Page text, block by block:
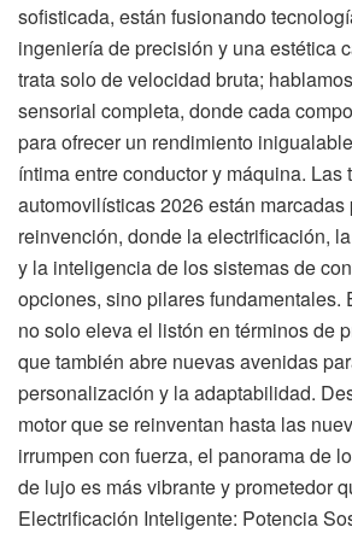
sofisticada, están fusionando
ingeniería de precisión y una estética
trata solo de velocidad bruta;
sensorial completa, donde cada
para ofrecer un rendimiento
íntima entre conductor y máquina. Las
automovilísticas 2026 están marcadas
reinvención, donde la electrificación,
y la inteligencia de los sistemas de
opciones, sino pilares fundamentales.
no solo eleva el listón en términos de
que también abre nuevas avenidas
personalización y la adaptabilidad.
motor que se reinventan hasta las
irrumpen con fuerza, el panorama de
de lujo es más vibrante y prometedor
Electrificación Inteligente: Potencia